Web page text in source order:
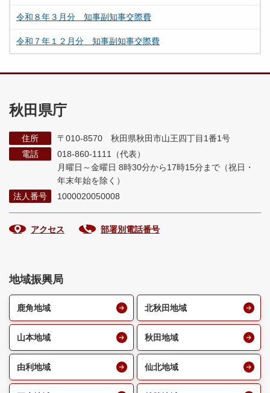
令和８年３月分 知事副知事交際費
令和７年１２月分 知事副知事交際費
秋田県庁
住所
〒010-8570 秋田県秋田市山王四丁目1番1号
電話
018-860-1111（代表）
月曜日～金曜日 8時30分から17時15分まで （祝日・
年末年始を除く）
法人番号
1000020050008
アクセス 部署別電話番号
地域振興局
鹿角地域 北秋田地域
山本地域 秋田地域
由利地域 仙北地域